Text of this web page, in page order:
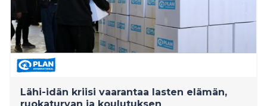
Lähi-idän kriisi vaarantaa lasten elämän,
ruokaturvan ja koulutuksen